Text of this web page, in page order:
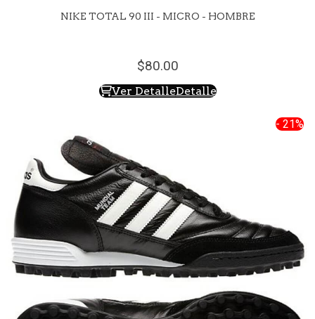
NIKE TOTAL 90 III - MICRO - HOMBRE
80.00
Ver DetalleDetalle
- 21%